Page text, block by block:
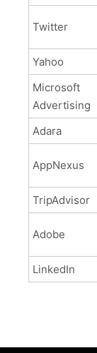
Twitter
Yahoo
Microsoft
Advertising
Adara
AppNexus
TripAdvisor
Adobe
LinkedIn